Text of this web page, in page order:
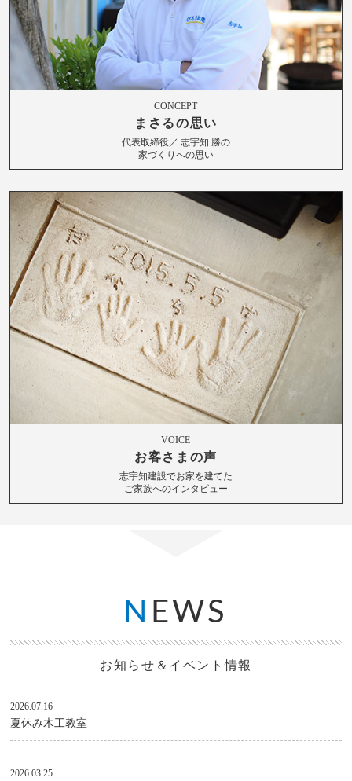
CONCEPT
まさるの思い
代表取締役／ 志宇知 勝の
家づくりへの思い
VOICE
お客さまの声
志宇知建設でお家を建てた
ご家族へのインタビュー
N EWS
お知らせ＆イベント情報
2026.07.16
夏休み木工教室
2026.03.25